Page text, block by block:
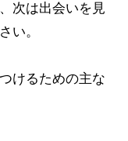
次は出会いを見
い。
けるための主な